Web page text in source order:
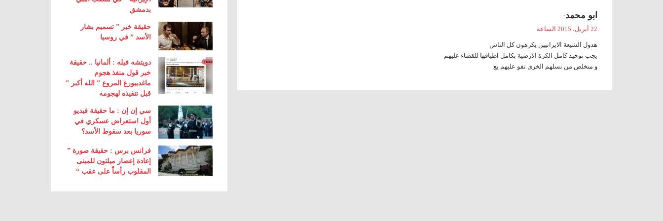
ي
ل
ابو محمد:
22 أبريل، 2015 الساعة
هدول الشيعة الايرانيين يكرهون كل الناس
يجب توحيد كامل الكرة الارضية بكامل اطيافها للقضاء عليهم
و منخلص من نسلهم الخرى تفو عليهم يع
بدمشق
حقيقة خبر ” تسميم بشار
الأسد ” في روسيا
دويتشه فيله : ألمانيا .. حقيقة
خبر قول منفذ هجوم
ماغديبورغ المروع ” الله أكبر ”
قبل تنفيذه لهجومه
سي إن إن : ما حقيقة فيديو
أول استعراض عسكري في
سوريا بعد سقوط الأسد؟
فرانس برس : حقيقة صورة ”
إعادة إعصار ميلتون للمبنى
المقلوب رأساً على عقب “